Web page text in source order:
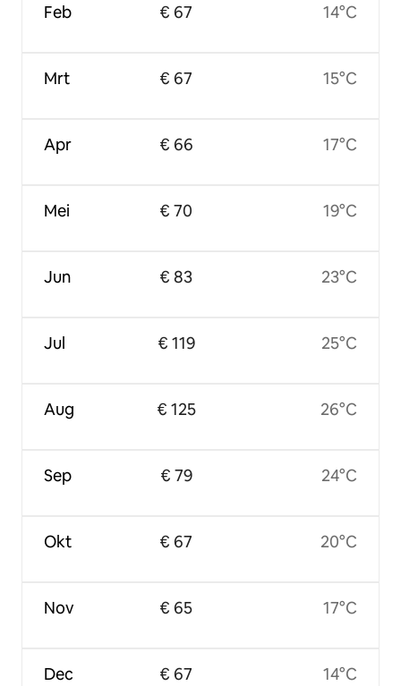
Feb
Mrt
Apr
Mei
Jun
Jul
Aug
Sep
Okt
Nov
Dec
€ 67
€ 67
€ 66
€ 70
€ 83
€ 119
€ 125
€ 79
€ 67
€ 65
€ 67
14°C
15°C
17°C
19°C
23°C
25°C
26°C
24°C
20°C
17°C
14°C